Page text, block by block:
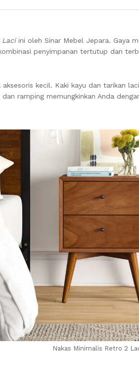
Laciini oleh Sinar Mebel Jepara. Gaya
penyimpanan tertutup dan
kecil. Kaki kayu dan tarikan
ramping memungkinkan Anda
Nakas Minimalis Retro 2